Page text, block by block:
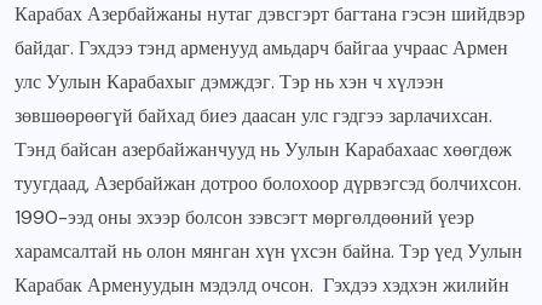
Карабах Азербайжаны нутаг дэвсгэрт багтана гэсэн шийдвэр
байдаг. Гэхдээ тэнд арменууд амьдарч байгаа учраас Армен
улс Уулын Карабахыг дэмждэг. Тэр нь хэн ч хүлээн
зөвшөөрөөгүй байхад биеэ даасан улс гэдгээ зарлачихсан.
Тэнд байсан азербайжанчууд нь Уулын Карабахаас хөөгдөж
туугдаад, Азербайжан дотроо болохоор дүрвэгсэд болчихсон.
1990-ээд оны эхээр болсон зэвсэгт мөргөлдөөний үеэр
харамсалтай нь олон мянган хүн үхсэн байна. Тэр үед Уулын
Карабак Арменуудын мэдэлд очсон. Гэхдээ хэдхэн жилийн